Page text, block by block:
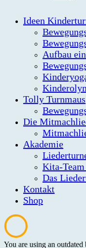
Ideen
Aufbau
Tolly Turnmaus
Die
Akademie
Kita-
Das
Kontakt
Shop
You are using an